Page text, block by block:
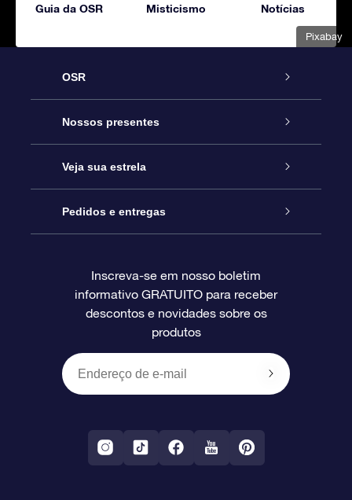
Pixabay
Guia da OSR Misticismo Notícias
OSR
Serviço
Entre em contato conosco
Blog
Avaliações
Nossos presentes
Presente estrelar on-line
Pacote de presente da OSR
O cartão de presente da OSR
Presentes corporativos
Veja sua estrela
Star Register
Página estelar personalizada
Um Milhão de Estrelas
OSR Starsaver
Aplicativo RV Fly me to the stars
Pedidos e entregas
Informações de pagamento
Informações de envio
Política de devolução
Constelações
Inscreva-se em nosso boletim
informativo GRATUITO para receber
descontos e novidades sobre os
produtos